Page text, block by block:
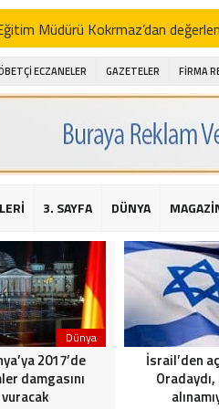
Müdürü Kokrmaz’dan
Alibeyoğlu, Aile Destek
ıhlamur piyasalarda
şehitleri için bayraklı kayak
için yardım kermesi
2016 yılı değerlendirmesi
Sarıyer Çayırbaşı Cezayirli
Bahçeli’den Reina’ya düzenlenen
ECZANELER GAZETELER FİRMA
3. SAYFA DÜNYA
Dünya
2017’de
damgasını
vuracak
İsrail’den